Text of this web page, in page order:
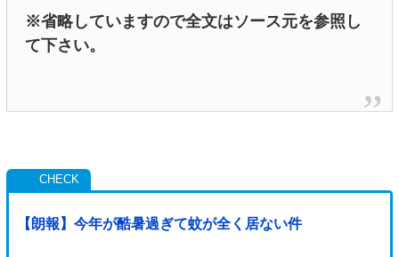
※省略していますので全文はソース元を参照し
て下さい。
【朗報】今年が酷暑過ぎて蚊が全く居ない件